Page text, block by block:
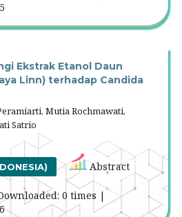
Ekstrak Etanol Daun
Linn) terhadap Candida
Mutia Rochmawati,
Satrio
Abstract
0 times |